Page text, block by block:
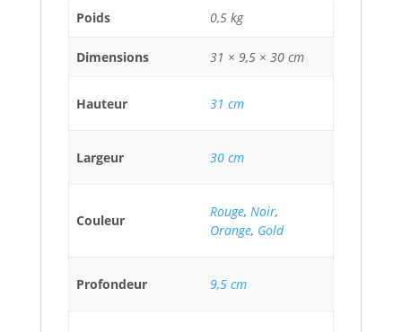
Poids 0,5 kg
Dimensions 31 × 9,5 × 30 cm
Hauteur 31 cm
Largeur 30 cm
Couleur
Rouge, Noir,
Orange, Gold
Profondeur 9,5 cm